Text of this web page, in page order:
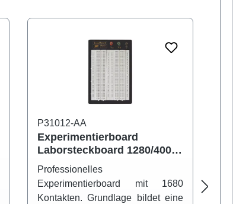
P31012-AA
Experimentierboard
Laborsteckboard 1280/400
3-Terminals
Professionelles
Experimentierboard mit 1680
Kontakten. Grundlage bildet eine